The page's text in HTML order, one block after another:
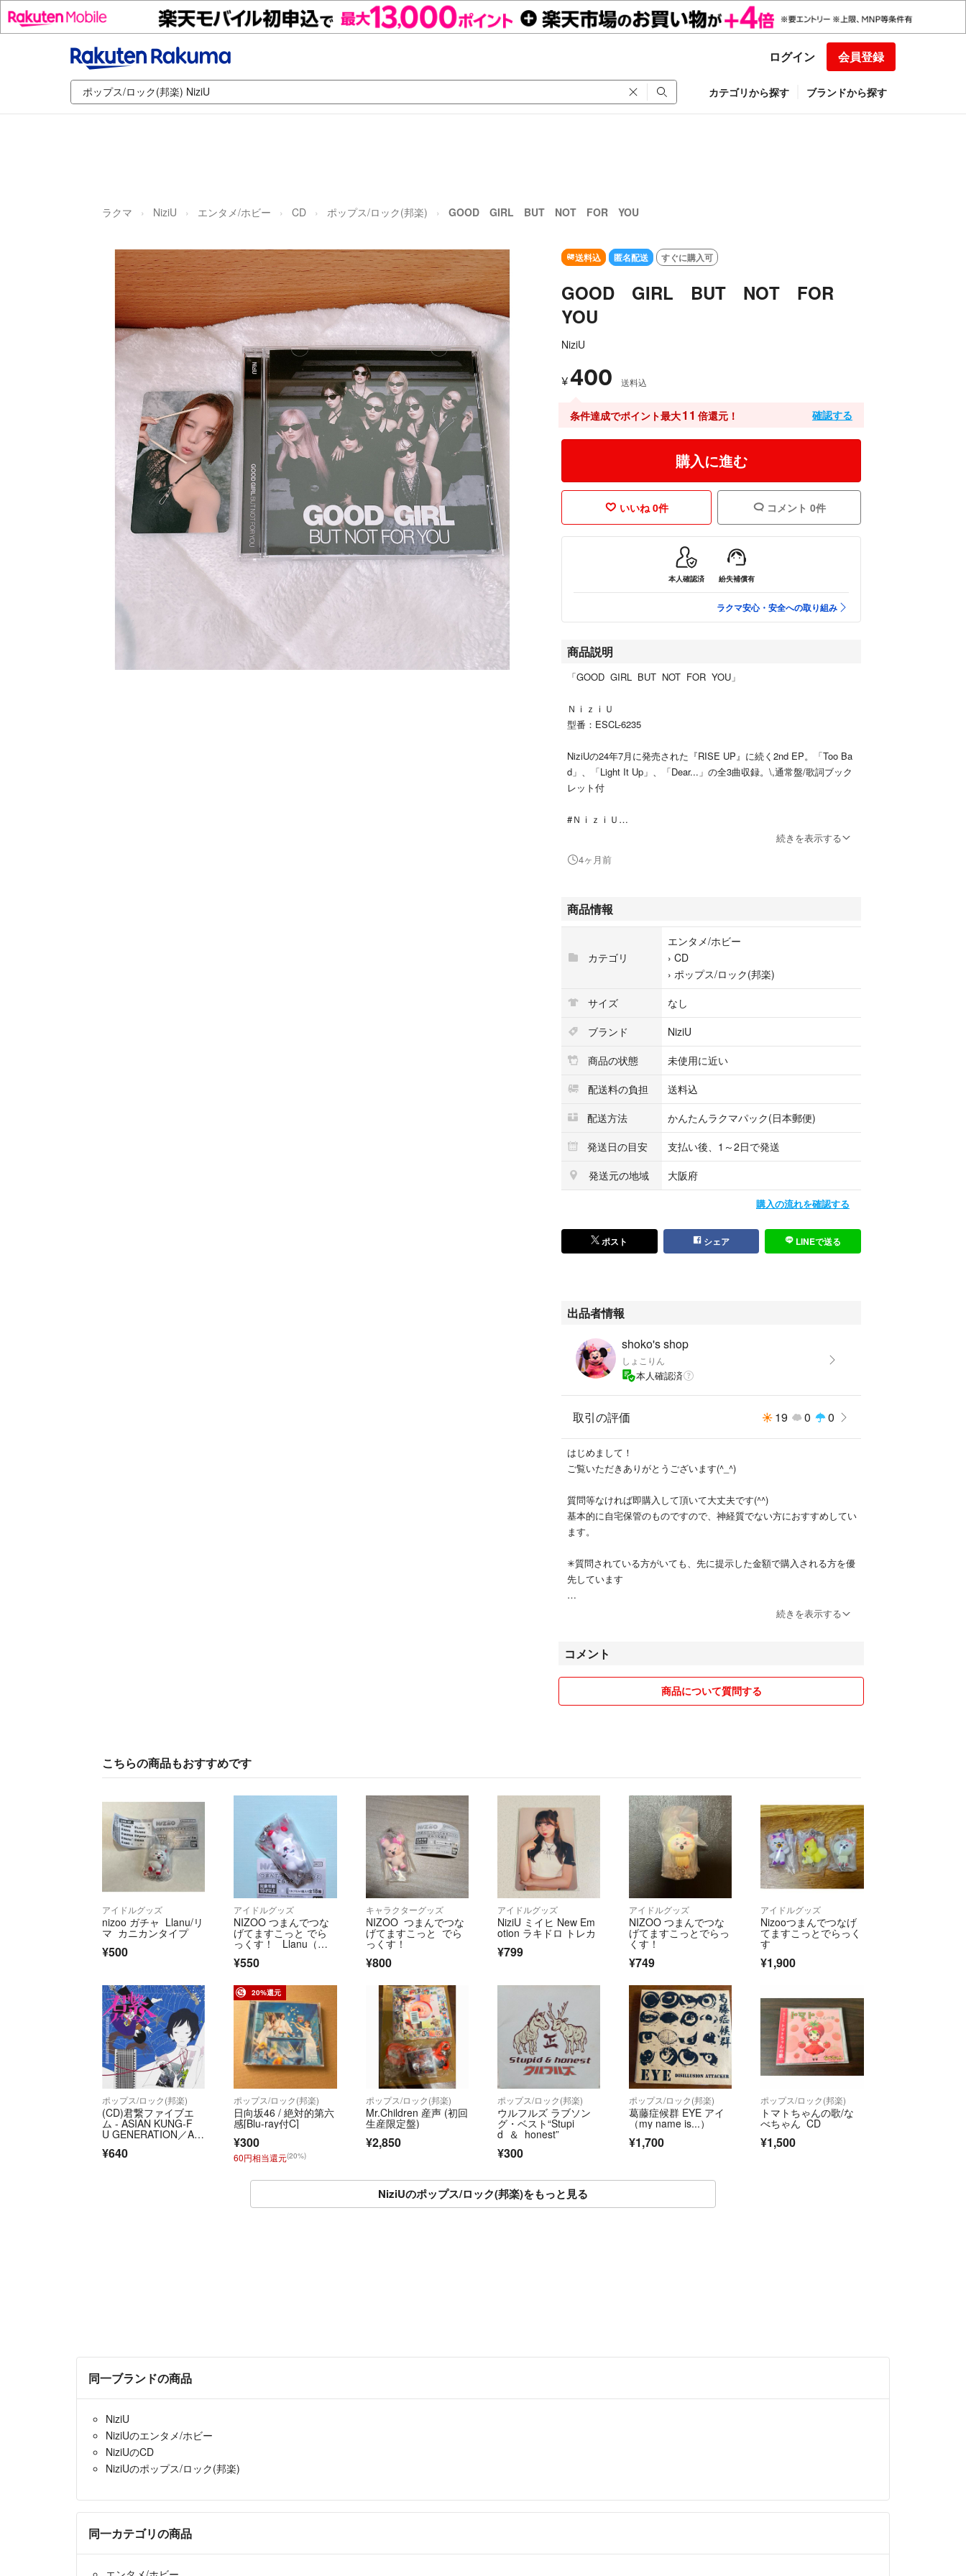
ログイン 会員登録
カテゴリから探す ブランドから探す
ラクマ NiziU エンタメ/ホビー CD ポップス/ロック(邦楽) GOOD GIRL BUT NOT FOR YOU
送料込 匿名配送 すぐに購入可
GOOD GIRL BUT NOT FOR
YOU
NiziU
¥400 送料込
条件達成でポイント最大11 倍還元！ 確認する
購入に進む
いいね 0件 コメント 0件
本人確認済 紛失補償有
ラクマ安心・安全への取り組み
商品説明
「GOOD GIRL BUT NOT FOR YOU」
ＮｉｚｉＵ
型番：ESCL-6235
NiziUの24年7月に発売された『RISE UP』に続く2nd EP。「Too Ba
d」、「Light It Up」、「Dear...」の全3曲収録。\,通常盤/歌詞ブック
レット付
#ＮｉｚｉＵ
#CD
シリアルなし。
マコちゃんのトレカ、チェックインチラシ付きです。
丁寧に扱っていますが、一度開封しているため小さな傷等はあるかも
しれません。ご了承のほどお願いします。
続きを表示する
4ヶ月前
商品情報
カテゴリ
エンタメ/ホビー
› CD
› ポップス/ロック(邦楽)
サイズ
なし
ブランド
NiziU
商品の状態
未使用に近い
配送料の負担
送料込
配送方法
かんたんラクマパック(日本郵便)
発送日の目安
支払い後、1～2日で発送
発送元の地域
大阪府
購入の流れを確認する
ポスト シェア LINEで送る
出品者情報
shoko's shop
しょこりん
本人確認済
取引の評価 19 0 0
はじめまして！
ご覧いただきありがとうございます(^_^)
質問等なければ即購入して頂いて大丈夫です(^^)
基本的に自宅保管のものですので、神経質でない方におすすめしてい
ます。
✳︎質問されている方がいても、先に提示した金額で購入される方を優
先しています
✳︎送料のこともありますので基本的にはお値下げはお断りしています
✳︎出品して数ヶ月前などかなり時間が経っているものは、トラブル防
止のため必ずコメントしてから購入いただくようお願いいたします
✳︎梱包材はネット通販での封筒等一部使い回す場合があります。ご了
状態がきれいなものに限ります。
どうぞよろしくお願いいたします(^_^)
続きを表示する
コメント
商品について質問する
こちらの商品もおすすめです
アイドルグッズ
nizoo ガチャ Llanu/リ
マ カニカンタイプ
¥500
アイドルグッズ
NIZOO つまんでつな
げてますこっと でら
っくす！ Llanu（リ
¥550
キャラクターグッズ
NIZOO つまんでつな
げてますこっと でら
っくす！
¥800
アイドルグッズ
NiziU ミイヒ New Em
otion ラキドロ トレカ
¥799
アイドルグッズ
NIZOO つまんでつな
げてますこっとでらっ
くす！
¥749
アイドルグッズ
Nizooつまんでつなげ
てますこっとでらっく
す
¥1,900
ポップス/ロック(邦楽)
(CD)君繋ファイブエ
ム - ASIAN KUNG-F
U GENERATION／ASI
AN KUNG-FU GENER
ATION
¥640
20%還元
ポップス/ロック(邦楽)
日向坂46 / 絶対的第六
感[Blu-ray付C]
¥300
60円相当還元(20%)
ポップス/ロック(邦楽)
Mr.Children 産声 (初回
生産限定盤)
¥2,850
ポップス/ロック(邦楽)
ウルフルズ ラブソン
グ・ベスト“Stupi
d ＆ honest”
¥300
ポップス/ロック(邦楽)
葛藤症候群 EYE アイ
（my name is...）
¥1,700
ポップス/ロック(邦楽)
トマトちゃんの歌/な
べちゃん CD
¥1,500
NiziUのポップス/ロック(邦楽)をもっと見る
同一ブランドの商品
NiziU
NiziUのエンタメ/ホビー
NiziUのCD
NiziUのポップス/ロック(邦楽)
同一カテゴリの商品